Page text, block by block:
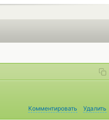
Комментировать
Удалить